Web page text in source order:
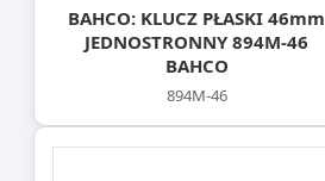
BAHCO: KLUCZ PŁASKI 46mm
JEDNOSTRONNY 894M-46
BAHCO
894M-46